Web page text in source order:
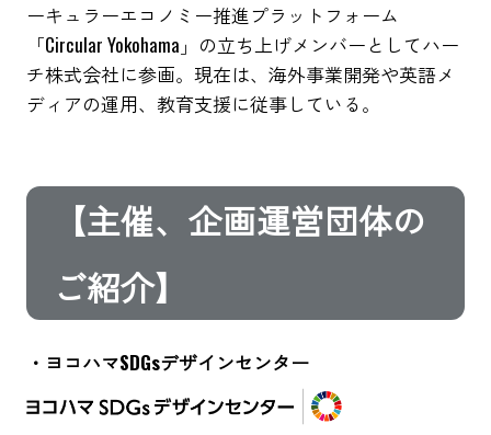
ーキュラーエコノミー推進プラットフォーム
「Circular Yokohama」の立ち上げメンバーとしてハー
チ株式会社に参画。現在は、海外事業開発や英語メ
ディアの運用、教育支援に従事している。
【主催、企画運営団体の
ご紹介】
・ヨコハマSDGsデザインセンター